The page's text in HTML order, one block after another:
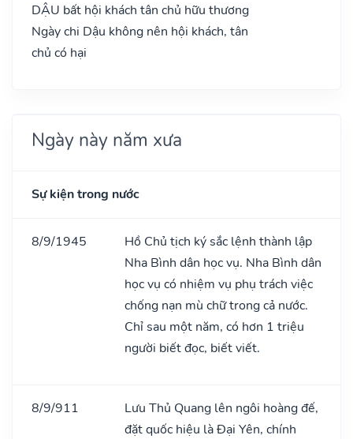
DẬU bất hội khách tân chủ hữu thương
Ngày chi Dậu không nên hội khách, tân
chủ có hại
Ngày này năm xưa
Sự kiện trong nước
8/9/1945
Hồ Chủ tịch ký sắc lệnh thành lập
Nha Bình dân học vụ. Nha Bình dân
học vụ có nhiệm vụ phụ trách việc
chống nạn mù chữ trong cả nước.
Chỉ sau một năm, có hơn 1 triệu
người biết đọc, biết viết.
8/9/911
Lưu Thủ Quang lên ngôi hoàng đế,
đặt quốc hiệu là Đại Yên, chính